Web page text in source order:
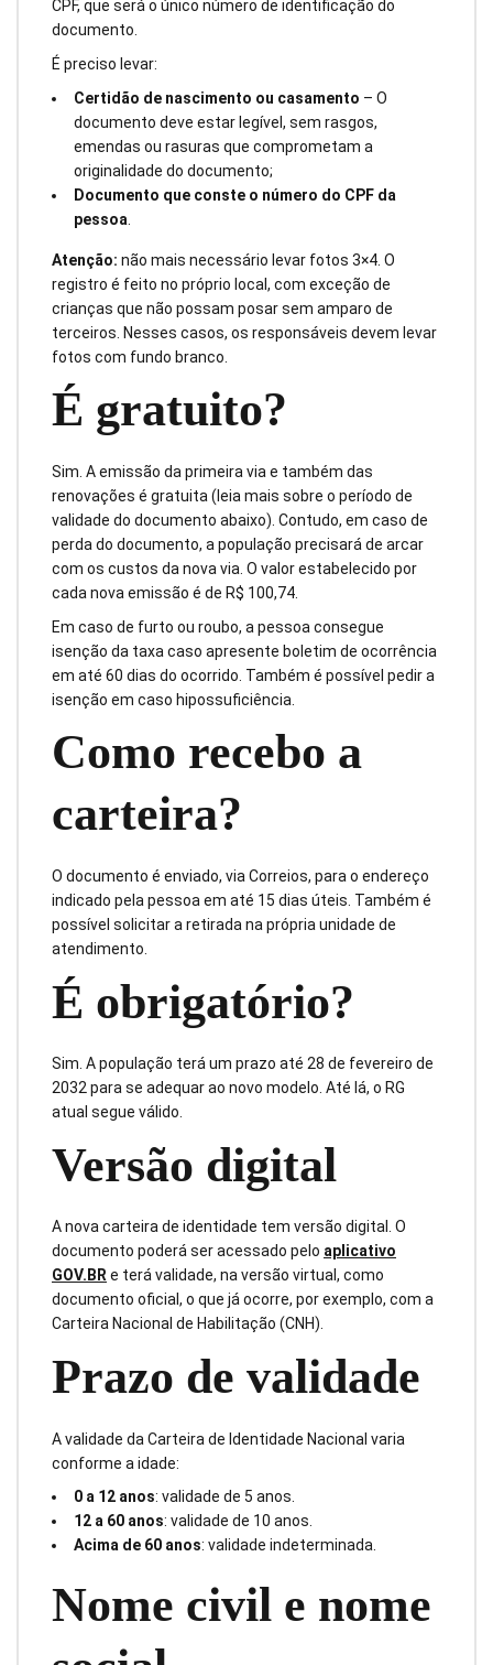
CPF, que será o único número de identificação do
documento.
É preciso levar:
Certidão de nascimento ou casamento – O
documento deve estar legível, sem rasgos,
emendas ou rasuras que comprometam a
originalidade do documento;
Documento que conste o número do CPF da
pessoa
Atenção: não mais necessário levar fotos 3×4. O
registro é feito no próprio local, com exceção de
crianças que não possam posar sem amparo de
terceiros. Nesses casos, os responsáveis devem levar
fotos com fundo branco.
É gratuito?
Sim. A emissão da primeira via e também das
renovações é gratuita (leia mais sobre o período de
validade do documento abaixo). Contudo, em caso de
perda do documento, a população precisará de arcar
com os custos da nova via. O valor estabelecido por
cada nova emissão é de R$ 100,74.
Em caso de furto ou roubo, a pessoa consegue
isenção da taxa caso apresente boletim de ocorrência
em até 60 dias do ocorrido. Também é possível pedir a
isenção em caso hipossuficiência.
Como recebo a
carteira?
O documento é enviado, via Correios, para o endereço
indicado pela pessoa em até 15 dias úteis. Também é
possível solicitar a retirada na própria unidade de
atendimento.
É obrigatório?
Sim. A população terá um prazo até 28 de fevereiro de
2032 para se adequar ao novo modelo. Até lá, o RG
atual segue válido.
Versão digital
A nova carteira de identidade tem versão digital. O
documento poderá ser acessado pelo aplicativo
GOV.BRe terá validade, na versão virtual, como
documento oficial, o que já ocorre, por exemplo, com a
Carteira Nacional de Habilitação (CNH).
Prazo de validade
A validade da Carteira de Identidade Nacional varia
conforme a idade:
0 a 12 anos: validade de 5 anos.
12 a 60 anos: validade de 10 anos.
Acima de 60 anos: validade indeterminada.
Nome civil e nome